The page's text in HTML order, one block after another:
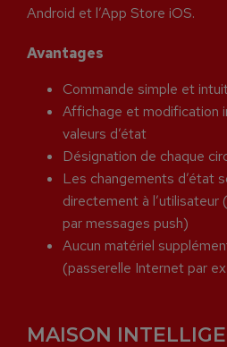
Android et l’App Store iOS.
Avantages
Commande simple et
Affichage et modification
valeurs d’état
Désignation de chaque
Les changements d’état
directement à l’utilisateur
par messages push)
Aucun matériel
(passerelle Internet par
MAISON